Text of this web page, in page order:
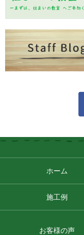
ホーム
施工例
お客様の声